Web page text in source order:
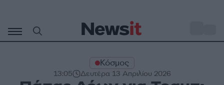
περιεχόμενο
Κόσμος
13:05 Δευτέρα 13 Απριλίου 2026